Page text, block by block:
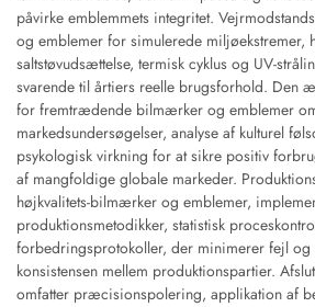
påvirke emblemmets integritet.
og emblemer for simulerede miljøekstremer,
saltstøvudsættelse, termisk cyklus og UV-
svarende til årtiers reelle brugsforhold. Den
for fremtrædende bilmærker og emblemer
markedsundersøgelser, analyse af kulturel
psykologisk virkning for at sikre positiv
af mangfoldige globale markeder.
højkvalitets-bilmærker og emblemer,
produktionsmetodikker, statistisk
forbedringsprotokoller, der minimerer fejl og
konsistensen mellem produktionspartier.
omfatter præcisionspolering, applikation af